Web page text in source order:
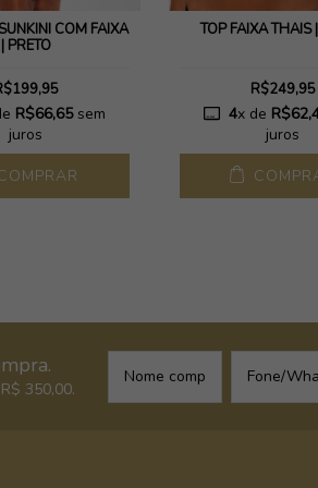
COM FAIXA
| PRETO
R$66,65sem
juros
TOP FAIXA THAIS
R$249,95
4x de
juros
350,00.